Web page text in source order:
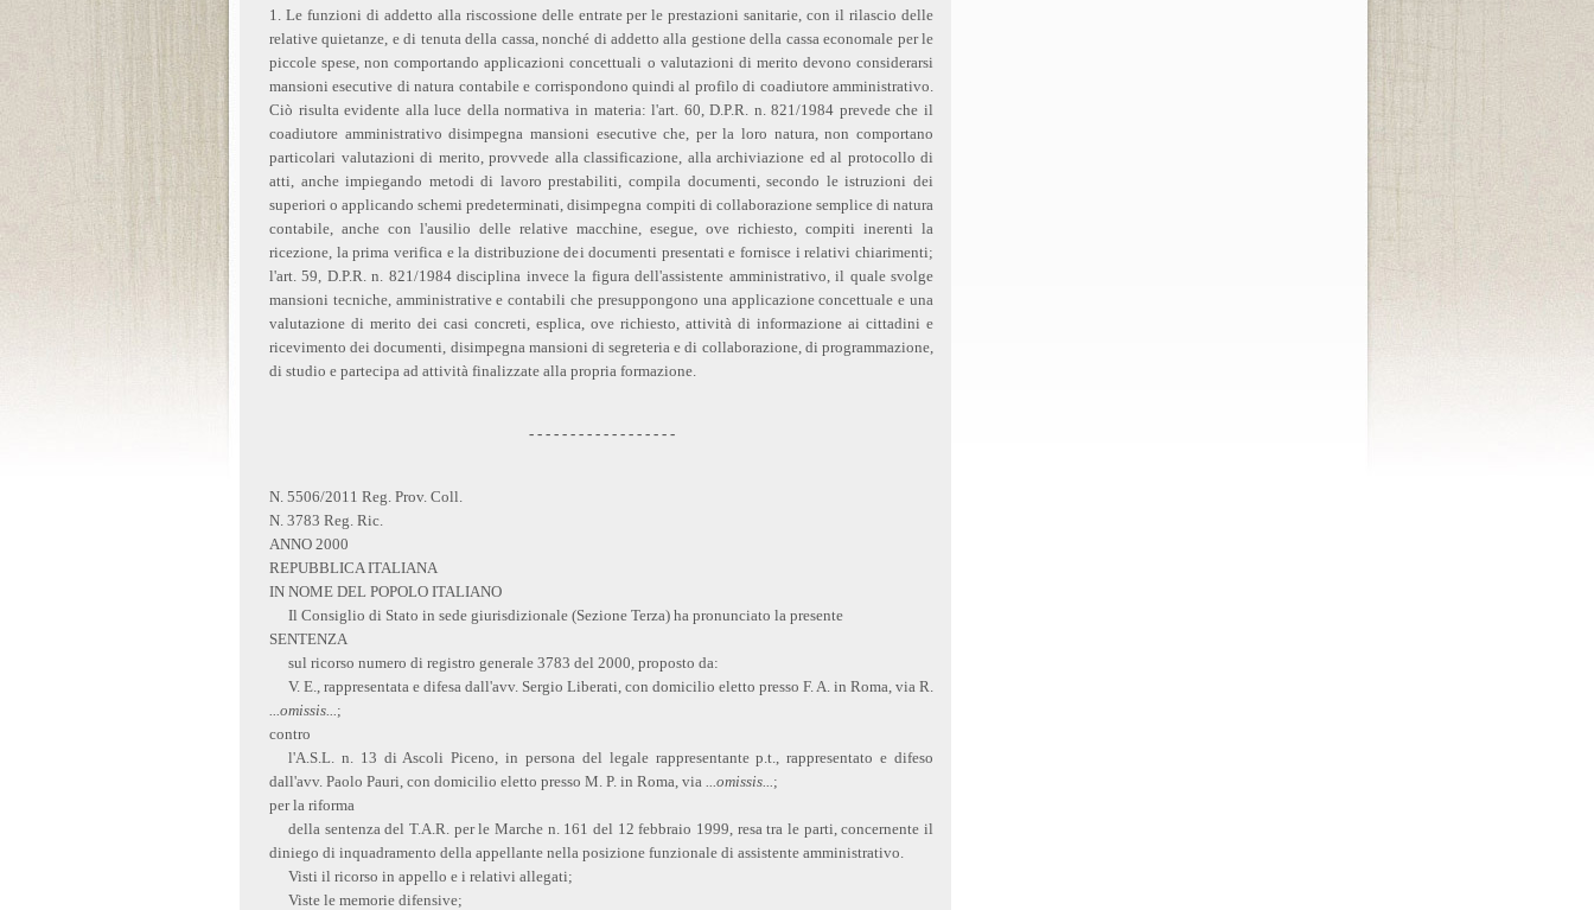
1. Le funzioni di addetto alla riscossione delle entrate per le prestazioni sanitarie, con il rilascio delle
relative quietanze, e di tenuta della cassa, nonché di addetto alla gestione della cassa economale per le
piccole spese, non comportando applicazioni concettuali o valutazioni di merito devono considerarsi
mansioni esecutive di natura contabile e corrispondono quindi al profilo di coadiutore amministrativo.
Ciò risulta evidente alla luce della normativa in materia: l'art. 60, D.P.R. n. 821/1984 prevede che il
coadiutore amministrativo disimpegna mansioni esecutive che, per la loro natura, non comportano
particolari valutazioni di merito, provvede alla classificazione, alla archiviazione ed al protocollo di
atti, anche impiegando metodi di lavoro prestabiliti, compila documenti, secondo le istruzioni dei
superiori o applicando schemi predeterminati, disimpegna compiti di collaborazione semplice di natura
contabile, anche con l'ausilio delle relative macchine, esegue, ove richiesto, compiti inerenti la
ricezione, la prima verifica e la distribuzione dei documenti presentati e fornisce i relativi chiarimenti;
l'art. 59, D.P.R. n. 821/1984 disciplina invece la figura dell'assistente amministrativo, il quale svolge
mansioni tecniche, amministrative e contabili che presuppongono una applicazione concettuale e una
valutazione di merito dei casi concreti, esplica, ove richiesto, attività di informazione ai cittadini e
ricevimento dei documenti, disimpegna mansioni di segreteria e di collaborazione, di programmazione,
di studio e partecipa ad attività finalizzate alla propria formazione.
- - - - - - - - - - - - - - - - - -
N. 5506/2011 Reg. Prov. Coll.
N. 3783 Reg. Ric.
ANNO 2000
REPUBBLICA ITALIANA
IN NOME DEL POPOLO ITALIANO
Il Consiglio di Stato in sede giurisdizionale (Sezione Terza) ha pronunciato la presente
SENTENZA
sul ricorso numero di registro generale 3783 del 2000, proposto da:
V. E., rappresentata e difesa dall'avv. Sergio Liberati, con domicilio eletto presso F. A. in Roma, via R.
...omissis...;
contro
l'A.S.L. n. 13 di Ascoli Piceno, in persona del legale rappresentante p.t., rappresentato e difeso
dall'avv. Paolo Pauri, con domicilio eletto presso M. P. in Roma, via ...omissis...;
per la riforma
della sentenza del T.A.R. per le Marche n. 161 del 12 febbraio 1999, resa tra le parti, concernente il
diniego di inquadramento della appellante nella posizione funzionale di assistente amministrativo.
Visti il ricorso in appello e i relativi allegati;
Viste le memorie difensive;